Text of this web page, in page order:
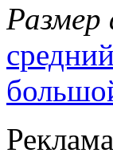
средний